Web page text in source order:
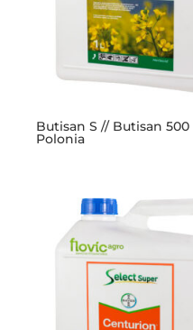
Butisan S // Butisan 500
Polonia